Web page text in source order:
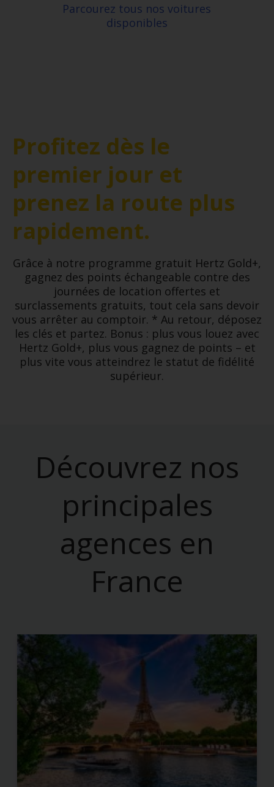
Parcourez tous nos voitures
disponibles
Profitez dès le
premier jour et
prenez la route plus
rapidement.
Grâce à notre programme gratuit Hertz Gold+,
gagnez des points échangeable contre des
journées de location offertes et
surclassements gratuits, tout cela sans devoir
vous arrêter au comptoir. * Au retour, déposez
les clés et partez. Bonus : plus vous louez avec
Hertz Gold+, plus vous gagnez de points – et
plus vite vous atteindrez le statut de fidélité
supérieur.
Découvrez nos
principales
agences en
France